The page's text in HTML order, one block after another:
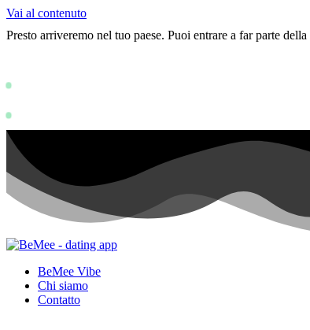
Vai al contenuto
Presto arriveremo nel tuo paese. Puoi entrare a far parte
BeMee Vibe
Chi siamo
Contatto